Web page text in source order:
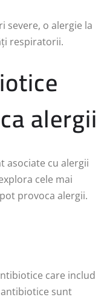
severe, o alergie la
respiratorii.
alergii
asociate cu alergii
cele mai
provoca alergii.
care includ
sunt